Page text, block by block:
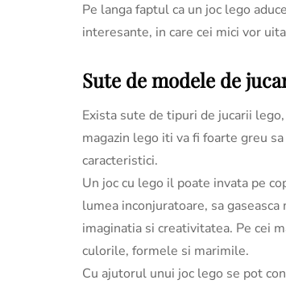
Pe langa faptul ca un joc lego
interesante, in care cei mici vor
Sute de modele de
Exista sute de tipuri de jucarii
magazin lego iti va fi foarte greu
caracteristici.
Un joc cu lego il poate invata pe
lumea inconjuratoare, sa
imaginatia si creativitatea. Pe cei
culorile, formele si marimile.
Cu ajutorul unui joc lego se pot